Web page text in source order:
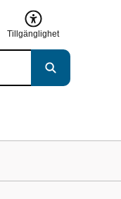
Tillgänglighet